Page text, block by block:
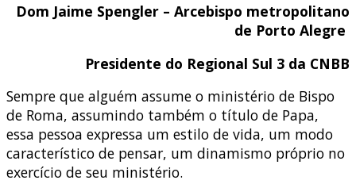
Dom Jaime Spengler – Arcebispo metropolitano
de Porto Alegre
Presidente do Regional Sul 3 da CNBB
Sempre que alguém assume o ministério de Bispo
de Roma, assumindo também o título de Papa,
essa pessoa expressa um estilo de vida, um modo
característico de pensar, um dinamismo próprio no
exercício de seu ministério.